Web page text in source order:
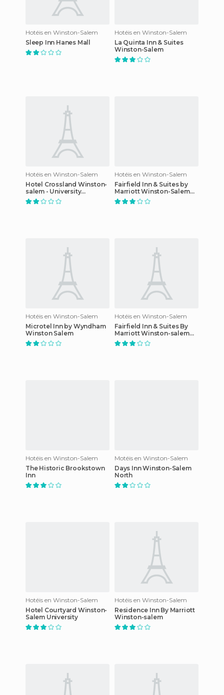
Hotéis en Winston-Salem
Sleep Inn Hanes Mall
Hotéis en Winston-Salem
La Quinta Inn & Suites
Winston-Salem
Hotéis en Winston-Salem
Hotel Crossland Winston-
salem - University
Parkway
Hotéis en Winston-Salem
Fairfield Inn & Suites by
Marriott Winston-Salem
Downtown
Hotéis en Winston-Salem
Microtel Inn by Wyndham
Winston Salem
Hotéis en Winston-Salem
Fairfield Inn & Suites By
Marriott Winston-salem
Hanes Mall
Hotéis en Winston-Salem
The Historic Brookstown
Inn
Motéis en Winston-Salem
Days Inn Winston-Salem
North
Hotéis en Winston-Salem
Hotel Courtyard Winston-
Salem University
Hotéis en Winston-Salem
Residence Inn By Marriott
Winston-salem